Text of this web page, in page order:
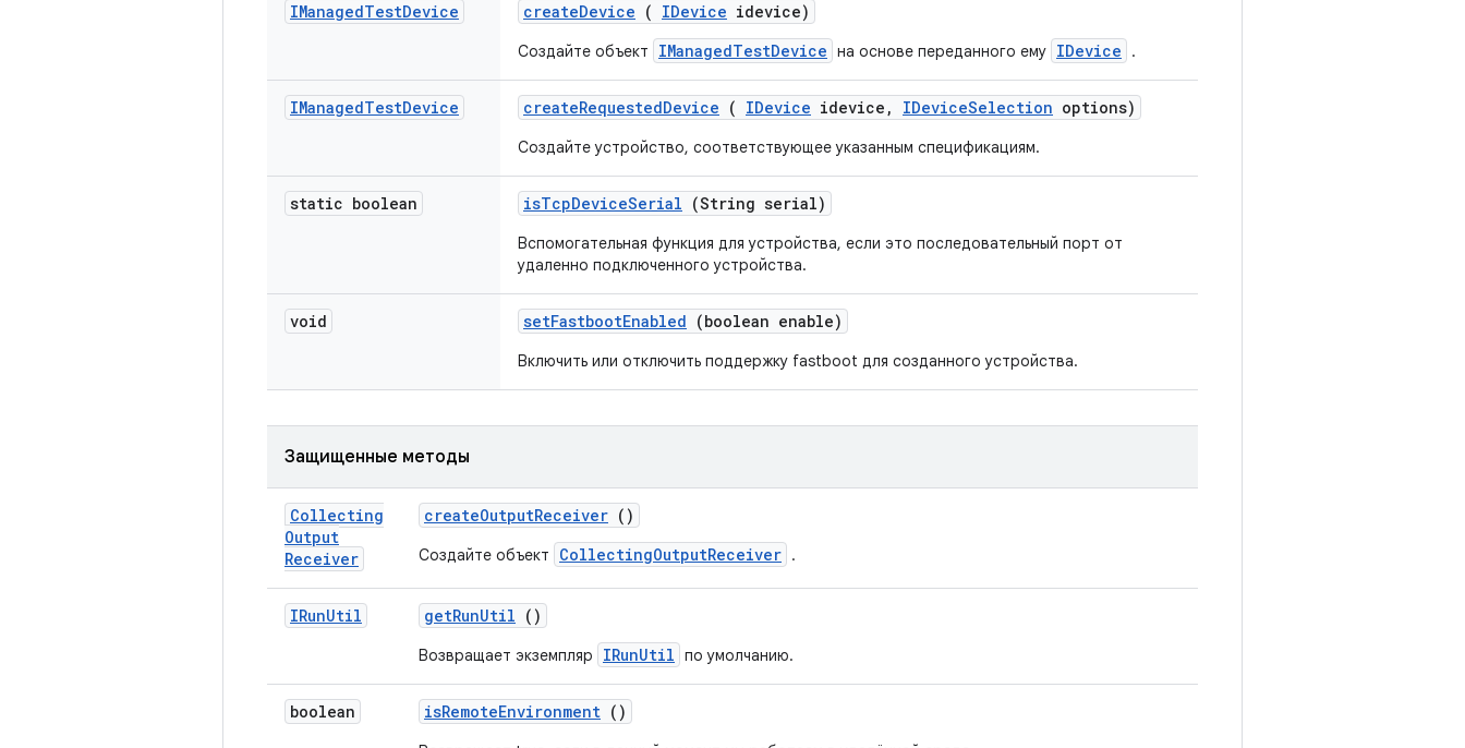
IManagedTestDevice createDevice ( IDevice idevice)
Создайте объект IManagedTestDevice на основе переданного ему IDevice .
IManagedTestDevice createRequestedDevice ( IDevice idevice , IDeviceSelection options)
Создайте устройство, соответствующее указанным спецификациям.
static boolean isTcpDeviceSerial (String serial)
Вспомогательная функция для устройства, если это последовательный порт от
удаленно подключенного устройства.
void setFastbootEnabled (boolean enable)
Включить или отключить поддержку fastboot для созданного устройства.
Защищенные методы
Collecting
Output
Receiver
createOutputReceiver ()
Создайте объект CollectingOutputReceiver .
IRunUtil getRunUtil ()
Возвращает экземпляр IRunUtil по умолчанию.
boolean isRemoteEnvironment ()